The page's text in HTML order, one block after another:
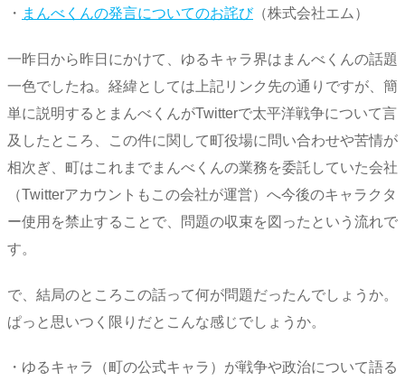
・ まんべくんの発言についてのお詫び（株式会社エム）
一昨日から昨日にかけて、ゆるキャラ界はまんべくんの話題
一色でしたね。経緯としては上記リンク先の通りですが、簡
単に説明するとまんべくんがTwitterで太平洋戦争について言
及したところ、この件に関して町役場に問い合わせや苦情が
相次ぎ、町はこれまでまんべくんの業務を委託していた会社
（Twitterアカウントもこの会社が運営）へ今後のキャラクタ
ー使用を禁止することで、問題の収束を図ったという流れで
す。
で、結局のところこの話って何が問題だったんでしょうか。
ぱっと思いつく限りだとこんな感じでしょうか。
・ゆるキャラ（町の公式キャラ）が戦争や政治について語る